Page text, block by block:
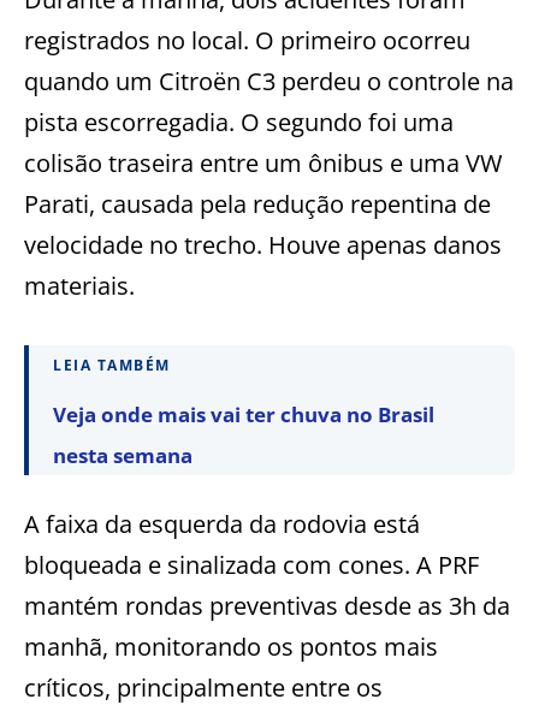
registrados no local. O primeiro ocorreu
quando um Citroën C3 perdeu o controle na
pista escorregadia. O segundo foi uma
colisão traseira entre um ônibus e uma VW
Parati, causada pela redução repentina de
velocidade no trecho. Houve apenas danos
materiais.
LEIA TAMBÉM
Veja onde mais vai ter chuva no Brasil
nesta semana
A faixa da esquerda da rodovia está
bloqueada e sinalizada com cones. A PRF
mantém rondas preventivas desde as 3h da
manhã, monitorando os pontos mais
críticos, principalmente entre os